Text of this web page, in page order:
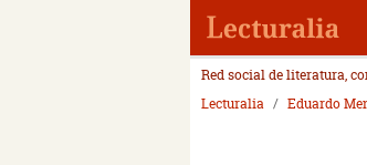
Red social de literatura,
Lecturalia
Eduardo